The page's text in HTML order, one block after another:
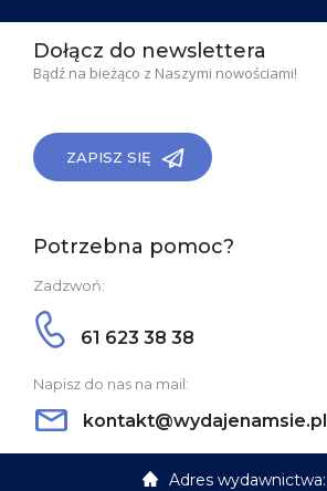
Dołącz do newslettera
Bądź na bieżąco z Naszymi nowościami!
ZAPISZ SIĘ
Potrzebna pomoc?
Zadzwoń:
61 623 38 38
Napisz do nas na mail:
kontakt@wydajenamsie.pl
Adres wydawnictwa: